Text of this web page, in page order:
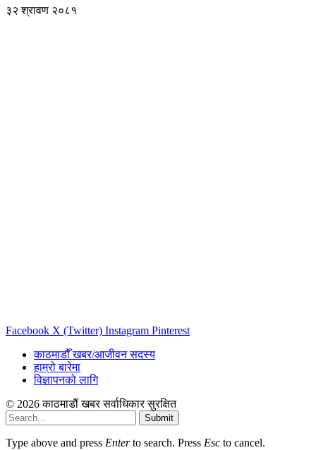
३२ श्रावण २०८१
Facebook X (Twitter) Instagram Pinterest
काठमाडौँ खबर/आजीवन सदस्य
हाम्रो बारेमा
विज्ञापनको लागि
© 2026 काठमाडौं खबर सर्वाधिकार सुरक्षित
Submit
Type above and press Enterto search. Press Esc to cancel.